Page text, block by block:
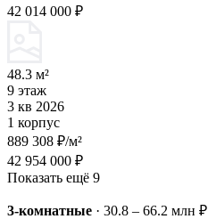
42 014 000 ₽
48.3 м²
9 этаж
3 кв 2026
1 корпус
889 308 ₽/м²
42 954 000 ₽
Показать ещё 9
3-комнатные · 30.8 – 66.2 млн ₽